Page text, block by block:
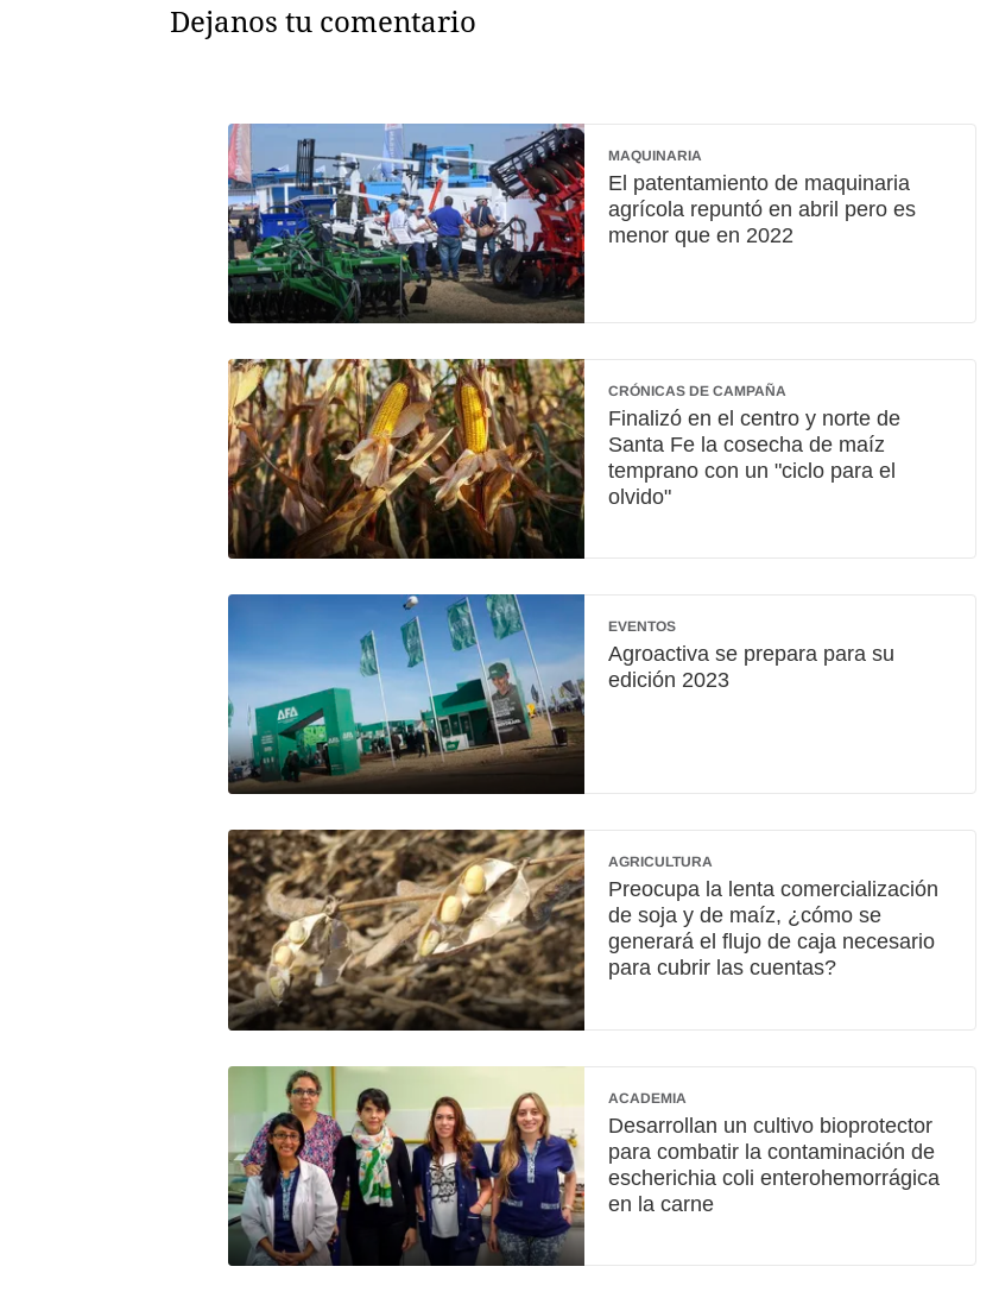
Dejanos tu comentario
MAQUINARIA
El patentamiento de maquinaria
agrícola repuntó en abril pero es
menor que en 2022
CRÓNICAS DE CAMPAÑA
Finalizó en el centro y norte de
Santa Fe la cosecha de maíz
temprano con un "ciclo para el
olvido"
EVENTOS
Agroactiva se prepara para su
edición 2023
AGRICULTURA
Preocupa la lenta comercialización
de soja y de maíz, ¿cómo se
generará el flujo de caja necesario
para cubrir las cuentas?
ACADEMIA
Desarrollan un cultivo bioprotector
para combatir la contaminación de
escherichia coli enterohemorrágica
en la carne